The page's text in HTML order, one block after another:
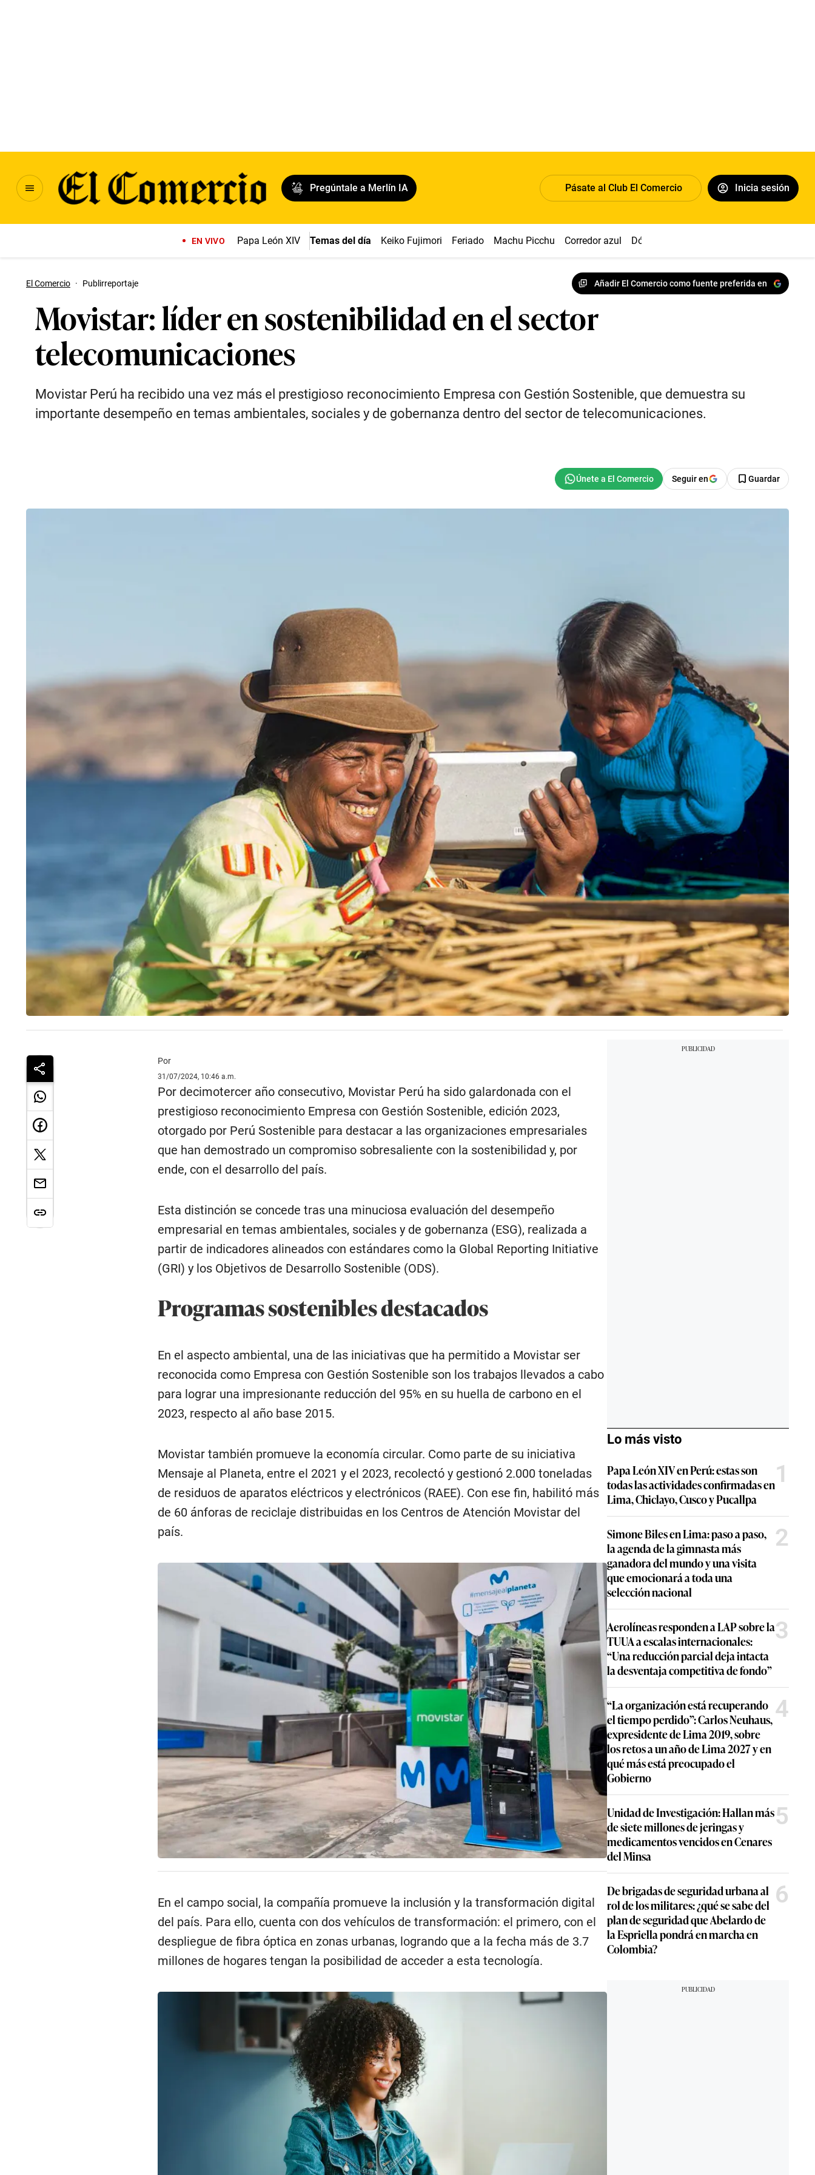
Pregúntale a Merlín IA Pásate al Club El Comercio Inicia sesión
EN VIVO Papa León XIV Temas del día Keiko Fujimori Feriado Machu Picchu Corredor azul Dólar
El Comercio · Publirreportaje Añadir El Comercio como fuente preferida en
Movistar: líder en sostenibilidad en el sector
telecomunicaciones
Movistar Perú ha recibido una vez más el prestigioso reconocimiento Empresa con Gestión Sostenible, que demuestra su
importante desempeño en temas ambientales, sociales y de gobernanza dentro del sector de telecomunicaciones.
Seguir en Guardar
Por
31/07/2024, 10:46 a.m.
Por decimotercer año consecutivo, Movistar Perú ha sido galardonada con el
prestigioso reconocimiento Empresa con Gestión Sostenible, edición 2023,
otorgado por Perú Sostenible para destacar a las organizaciones empresariales
que han demostrado un compromiso sobresaliente con la sostenibilidad y, por
ende, con el desarrollo del país.
Esta distinción se concede tras una minuciosa evaluación del desempeño
empresarial en temas ambientales, sociales y de gobernanza (ESG), realizada a
partir de indicadores alineados con estándares como la Global Reporting Initiative
(GRI) y los Objetivos de Desarrollo Sostenible (ODS).
Programas sostenibles destacados
En el aspecto ambiental, una de las iniciativas que ha permitido a Movistar ser
reconocida como Empresa con Gestión Sostenible son los trabajos llevados a cabo
para lograr una impresionante reducción del 95% en su huella de carbono en el
2023, respecto al año base 2015.
Movistar también promueve la economía circular. Como parte de su iniciativa
Mensaje al Planeta, entre el 2021 y el 2023, recolectó y gestionó 2.000 toneladas
de residuos de aparatos eléctricos y electrónicos (RAEE). Con ese fin, habilitó más
de 60 ánforas de reciclaje distribuidas en los Centros de Atención Movistar del
país.
En el campo social, la compañía promueve la inclusión y la transformación digital
del país. Para ello, cuenta con dos vehículos de transformación: el primero, con el
despliegue de fibra óptica en zonas urbanas, logrando que a la fecha más de 3.7
millones de hogares tengan la posibilidad de acceder a esta tecnología.
Lo más visto
Papa León XIV en Perú: estas son
todas las actividades confirmadas en
Lima, Chiclayo, Cusco y Pucallpa
1
Simone Biles en Lima: paso a paso,
la agenda de la gimnasta más
ganadora del mundo y una visita
que emocionará a toda una
selección nacional
2
Aerolíneas responden a LAP sobre la
TUUA a escalas internacionales:
“Una reducción parcial deja intacta
la desventaja competitiva de fondo”
3
“La organización está recuperando
el tiempo perdido”: Carlos Neuhaus,
expresidente de Lima 2019, sobre
los retos a un año de Lima 2027 y en
qué más está preocupado el
Gobierno
4
Unidad de Investigación: Hallan más
de siete millones de jeringas y
medicamentos vencidos en Cenares
del Minsa
5
De brigadas de seguridad urbana al
rol de los militares: ¿qué se sabe del
plan de seguridad que Abelardo de
la Espriella pondrá en marcha en
Colombia?
6